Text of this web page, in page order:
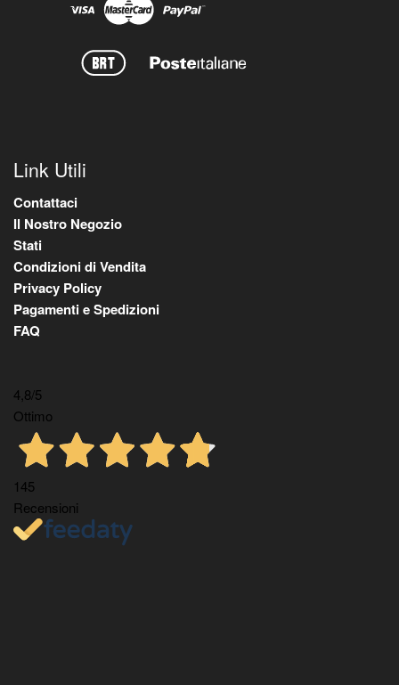
Link Utili
Contattaci
Il Nostro Negozio
Stati
Condizioni di Vendita
Privacy Policy
Pagamenti e Spedizioni
FAQ
4,8/5
Ottimo
145
Recensioni